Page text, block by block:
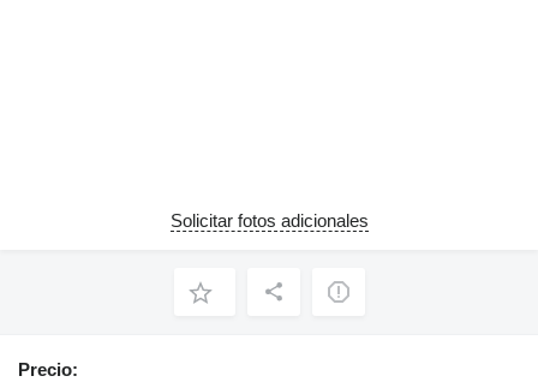
Solicitar fotos adicionales
Precio: